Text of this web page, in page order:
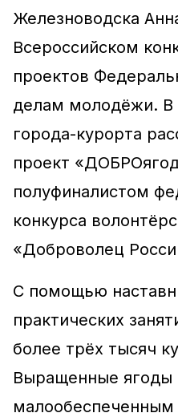
Железноводска
Всероссийском
проектов
делам молодёжи. В
города-курорта
проект
полуфиналистом
конкурса
«Доброволец
С помощью
практических
более трёх тысяч
Выращенные ягоды